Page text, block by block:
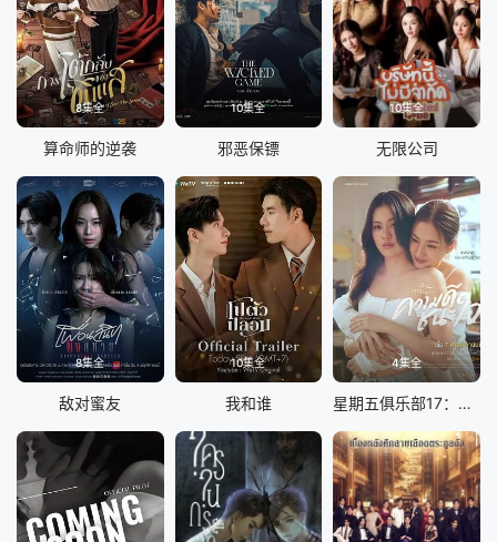
8集全
算命师的逆袭
10集全
邪恶保镖
10集全
无限公司
8集全
敌对蜜友
10集全
我和谁
4集全
星期五俱乐部17：善良赢得人心